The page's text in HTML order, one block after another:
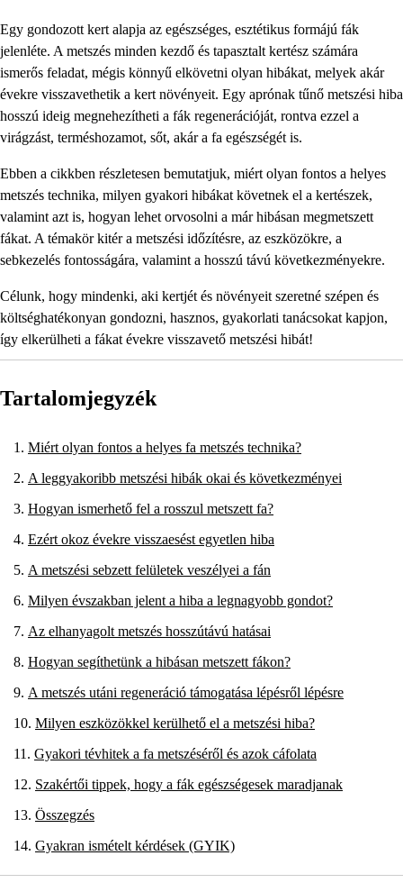
Egy gondozott kert alapja az egészséges, esztétikus formájú fák
jelenléte. A metszés minden kezdő és tapasztalt kertész számára
ismerős feladat, mégis könnyű elkövetni olyan hibákat, melyek akár
évekre visszavethetik a kert növényeit. Egy aprónak tűnő metszési hiba
hosszú ideig megnehezítheti a fák regenerációját, rontva ezzel a
virágzást, terméshozamot, sőt, akár a fa egészségét is.
Ebben a cikkben részletesen bemutatjuk, miért olyan fontos a helyes
metszés technika, milyen gyakori hibákat követnek el a kertészek,
valamint azt is, hogyan lehet orvosolni a már hibásan megmetszett
fákat. A témakör kitér a metszési időzítésre, az eszközökre, a
sebkezelés fontosságára, valamint a hosszú távú következményekre.
Célunk, hogy mindenki, aki kertjét és növényeit szeretné szépen és
költséghatékonyan gondozni, hasznos, gyakorlati tanácsokat kapjon,
így elkerülheti a fákat évekre visszavető metszési hibát!
Tartalomjegyzék
Miért olyan fontos a helyes fa metszés technika?
A leggyakoribb metszési hibák okai és következményei
Hogyan ismerhető fel a rosszul metszett fa?
Ezért okoz évekre visszaesést egyetlen hiba
A metszési sebzett felületek veszélyei a fán
Milyen évszakban jelent a hiba a legnagyobb gondot?
Az elhanyagolt metszés hosszútávú hatásai
Hogyan segíthetünk a hibásan metszett fákon?
A metszés utáni regeneráció támogatása lépésről lépésre
Milyen eszközökkel kerülhető el a metszési hiba?
Gyakori tévhitek a fa metszéséről és azok cáfolata
Szakértői tippek, hogy a fák egészségesek maradjanak
Összegzés
Gyakran ismételt kérdések (GYIK)